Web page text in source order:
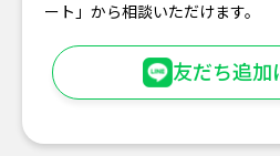
ート」から相談いただけます。
友だち追加